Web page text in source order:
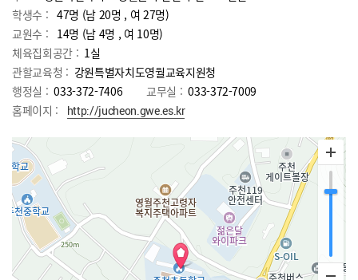
학생수 : 47명 (남 20명 , 여 27명)
교원수 : 14명 (남 4명 , 여 10명)
체육집회공간 : 1실
관할교육청 : 강원특별자치도영월교육지원청
행정실 : 033-372-7406 교무실 : 033-372-7009
홈페이지 :
http://jucheon.gwe.es.kr